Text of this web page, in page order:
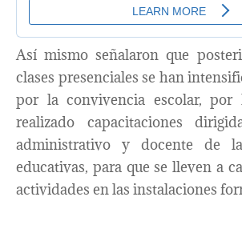
Así mismo señalaron que
clases presenciales se han
por la convivencia escolar,
realizado capacitaciones
administrativo y docente de
educativas, para que se lleven a
actividades en las instalaciones